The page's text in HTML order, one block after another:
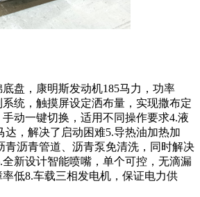
盘，康明斯发动机185马力，功率
统，触摸屏设定洒布量，实现撒布定
动一键切换，适用不同操作要求4.液
达，解决了启动困难5.导热油加热加
青沥青管道、沥青泵免清洗，同时解决
新设计智能喷嘴，单个可控，无滴漏
低8.车载三相发电机，保证电力供